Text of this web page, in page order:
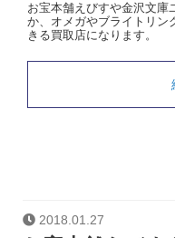
お宝本舗えびすや金沢文庫
か、オメガやブライトリン
きる買取店になります。
2018.01.27